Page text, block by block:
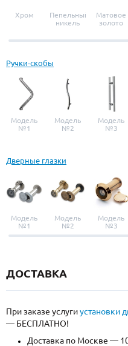
Хром
Пепельный
никель
Матовое
золото
Ручки-скобы
Модель
№1
Модель
№2
Модель
№3
Дверные глазки
Модель
№1
Модель
№2
Модель
№3
ДОСТАВКА
При заказе услугиустановки
— БЕСПЛАТНО!
Доставка по Москве —